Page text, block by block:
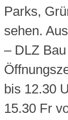
Parks,
sehen.
– DLZ
bis 12.30
15.30 Fr